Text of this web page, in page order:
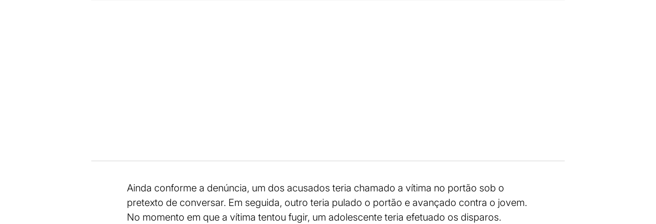
Ainda conforme a denúncia, um dos acusados teria chamado a vítima no portão sob o
pretexto de conversar. Em seguida, outro teria pulado o portão e avançado contra o jovem.
No momento em que a vítima tentou fugir, um adolescente teria efetuado os disparos.